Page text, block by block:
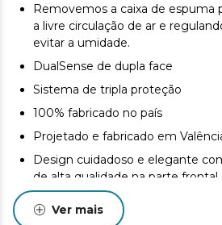
Removemos a caixa de espuma
a livre circulação de ar e
evitar a umidade.
DualSense de dupla face
Sistema de tripla proteção
100% fabricado no país
Projetado e fabricado em
Design cuidadoso e elegante
de alta qualidade na parte frontal
Pode haver ligeiras diferenças
apresentado e o entregue em
Ver mais